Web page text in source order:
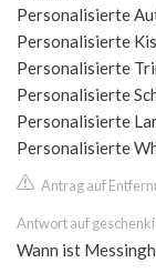
Personalisierte
Personalisierte
Personalisierte
Personalisierte
Personalisierte
Personalisierte
Antrag auf
Antwort auf
Wann ist